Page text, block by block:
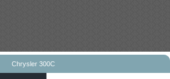
Chrysler 300C